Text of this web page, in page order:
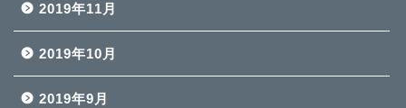
2019年11月
2019年10月
2019年9月